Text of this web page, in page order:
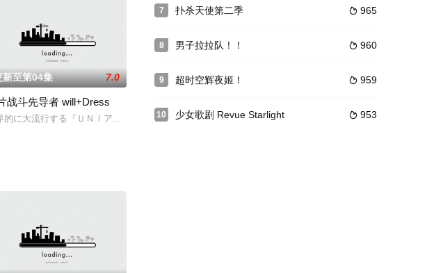
和明キャラクターデザイン：廣
向某个地方传达讯息......另一 边在疾风流忍术学校忍风馆，
新至第04集 7.0
战斗先导者 will+Dress
的に大流行する『ＵＮＩアプリ』。強いファイターの優れたプレイングを元に、始めたばかりでもすぐ
7  965
扑杀天使第二季
8  960
男子拉拉队！！
9  959
超时空辉夜姬！
10  953
少女歌剧 Revue Starlight